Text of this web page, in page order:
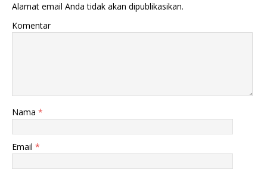
Alamat email Anda tidak akan dipublikasikan.
Komentar
Nama *
Email *